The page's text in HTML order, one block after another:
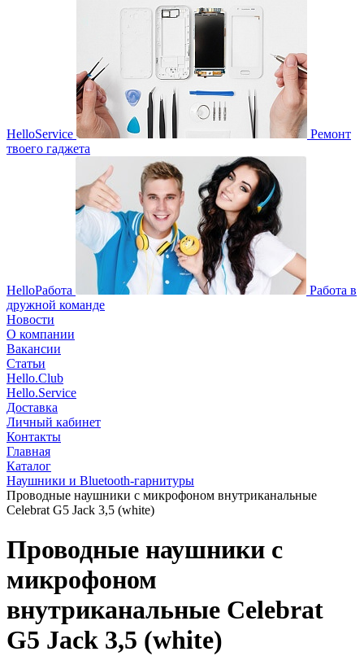
HelloService
Ремонт
твоего гаджета
HelloРабота
Работа в
дружной команде
Новости
О компании
Вакансии
Статьи
Hello.Club
Hello.Service
Доставка
Личный кабинет
Контакты
Главная
Каталог
Наушники и Bluetooth-гарнитуры
Проводные наушники с микрофоном внутриканальные
Celebrat G5 Jack 3,5 (white)
Проводные наушники с
микрофоном
внутриканальные Celebrat
G5 Jack 3,5 (white)